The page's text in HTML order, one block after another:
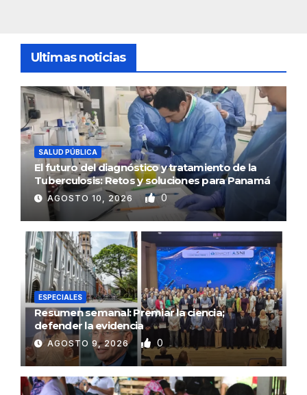
Ultimas noticias
SALUD PÚBLICA
El futuro del diagnóstico y tratamiento de la
Tuberculosis: Retos y soluciones para Panamá
AGOSTO 10, 2026 0
ESPECIALES
Resumen semanal: Premiar la ciencia;
defender la evidencia
AGOSTO 9, 2026 0